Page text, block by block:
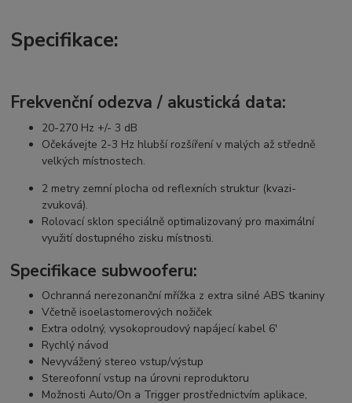
Specifikace:
Frekvenční odezva / akustická data:
20-270 Hz +/- 3 dB
Očekávejte 2-3 Hz hlubší rozšíření v malých až středně
velkých místnostech.
2 metry zemní plocha od reflexních struktur (kvazi-
zvuková).
Rolovací sklon speciálně optimalizovaný pro maximální
využití dostupného zisku místnosti.
Specifikace subwooferu:
Ochranná nerezonanční mřížka z extra silné ABS tkaniny
Včetně isoelastomerových nožiček
Extra odolný, vysokoproudový napájecí kabel 6'
Rychlý návod
Nevyvážený stereo vstup/výstup
Stereofonní vstup na úrovni reproduktoru
Možnosti Auto/On a Trigger prostřednictvím aplikace,